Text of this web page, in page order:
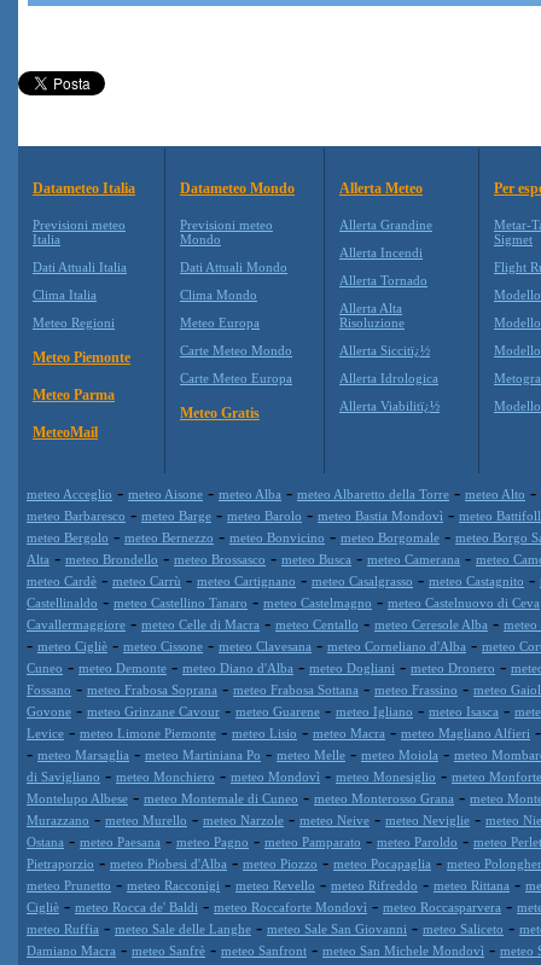
Datameteo Italia
Previsioni meteo
Italia
Dati Attuali Italia
Clima Italia
Meteo Regioni
Meteo Piemonte
Meteo Parma
MeteoMail
Datameteo Mondo
Previsioni meteo
Mondo
Dati Attuali Mondo
Clima Mondo
Meteo Europa
Carte Meteo Mondo
Carte Meteo Europa
Meteo Gratis
Allerta Meteo
Allerta Grandine
Allerta Incendi
Allerta Tornado
Allerta Alta
Risoluzione
Allerta Siccitï¿½
Allerta Idrologica
Allerta Viabilitï¿½
Per
Metar-
Sigmet
Flight
Modello
meteo Acceglio - meteo Aisone - meteo Alba - meteo Albaretto della Torre - meteo Alto -
meteo Barbaresco - meteo Barge - meteo Barolo - meteo Bastia Mondovì - meteo
meteo Bergolo - meteo Bernezzo - meteo Bonvicino - meteo Borgomale - meteo Borgo
Alta - meteo Brondello - meteo Brossasco - meteo Busca - meteo Camerana - meteo
meteo Cardè - meteo Carrù - meteo Cartignano - meteo Casalgrasso - meteo Castagnito -
Castellinaldo - meteo Castellino Tanaro - meteo Castelmagno - meteo Castelnuovo di Ceva
Cavallermaggiore - meteo Celle di Macra - meteo Centallo - meteo Ceresole Alba - meteo
- meteo Cigliè - meteo Cissone - meteo Clavesana - meteo Corneliano d'Alba - meteo
Cuneo - meteo Demonte - meteo Diano d'Alba - meteo Dogliani - meteo Dronero -
Fossano - meteo Frabosa Soprana - meteo Frabosa Sottana - meteo Frassino - meteo
Govone - meteo Grinzane Cavour - meteo Guarene - meteo Igliano - meteo Isasca -
Levice - meteo Limone Piemonte - meteo Lisio - meteo Macra - meteo Magliano Alfieri
- meteo Marsaglia - meteo Martiniana Po - meteo Melle - meteo Moiola - meteo
di Savigliano - meteo Monchiero - meteo Mondovì - meteo Monesiglio - meteo
Montelupo Albese - meteo Montemale di Cuneo - meteo Monterosso Grana - meteo
Murazzano - meteo Murello - meteo Narzole - meteo Neive - meteo Neviglie - meteo
Ostana - meteo Paesana - meteo Pagno - meteo Pamparato - meteo Paroldo - meteo
Pietraporzio - meteo Piobesi d'Alba - meteo Piozzo - meteo Pocapaglia - meteo
meteo Prunetto - meteo Racconigi - meteo Revello - meteo Rifreddo - meteo Rittana -
Cigliè - meteo Rocca de' Baldi - meteo Roccaforte Mondovì - meteo Roccasparvera -
meteo Ruffia - meteo Sale delle Langhe - meteo Sale San Giovanni - meteo Saliceto -
Damiano Macra - meteo Sanfrè - meteo Sanfront - meteo San Michele Mondovì - meteo